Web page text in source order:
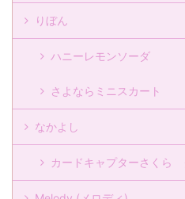
りぼん
ハニーレモンソーダ
さよならミニスカート
なかよし
カードキャプターさくら